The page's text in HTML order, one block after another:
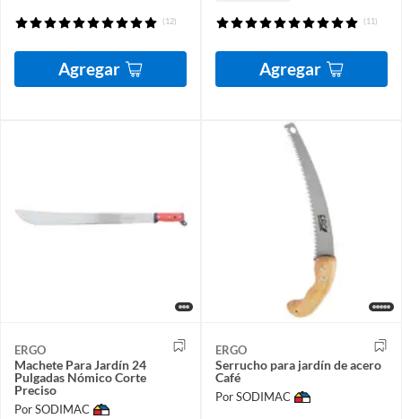
(12)
Agregar
(11)
Agregar
ERGO
Machete Para Jardín 24
Pulgadas Nómico Corte
Preciso
Por SODIMAC
ERGO
Serrucho para jardín de acero
Café
Por SODIMAC